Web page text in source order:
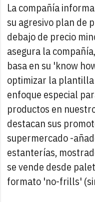
La compañía
su agresivo plan de
debajo de precio
asegura la
basa en su 'know
optimizar la
enfoque especial
productos en
destacan sus
supermercado -
estanterías,
se vende desde
formato 'no-frills'